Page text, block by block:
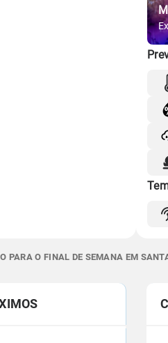
PARA O FINAL DE SEMANA EM